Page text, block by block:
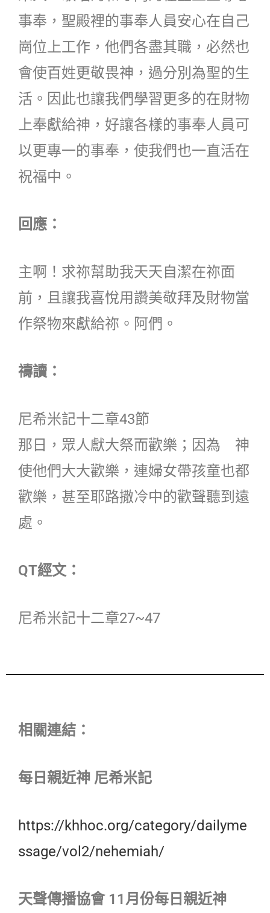
事奉，聖殿裡的事奉人員安心在自己
崗位上工作，他們各盡其職，必然也
會使百姓更敬畏神，過分別為聖的生
活。因此也讓我們學習更多的在財物
上奉獻給神，好讓各樣的事奉人員可
以更專一的事奉，使我們也一直活在
祝福中。
回應：
主啊！求祢幫助我天天自潔在祢面
前，且讓我喜悅用讚美敬拜及財物當
作祭物來獻給祢。阿們。
禱讀：
尼希米記十二章43節
那日，眾人獻大祭而歡樂；因為 神
使他們大大歡樂，連婦女帶孩童也都
歡樂，甚至耶路撒冷中的歡聲聽到遠
處。
QT經文：
尼希米記十二章27~47
相關連結：
每日親近神 尼希米記
https://khhoc.org/category/dailyme
ssage/vol2/nehemiah/
天聲傳播協會 11月份每日親近神